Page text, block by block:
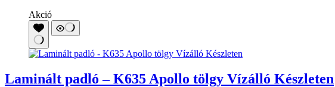
Akció
Laminált padló – K635 Apollo tölgy Vízálló Készleten